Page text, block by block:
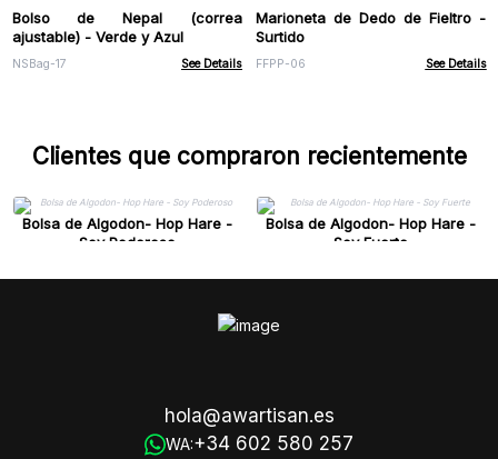
Bolso de Nepal (correa
ajustable) - Verde y Azul
NSBag-17 See Details
Marioneta de Dedo de Fieltro -
Surtido
FFPP-06 See Details
Clientes que compraron recientemente
Bolsa de Algodon- Hop Hare -
Soy Poderoso
Bolsa de Algodon- Hop Hare -
Soy Fuerte
hola@awartisan.es
WA:+34 602 580 257